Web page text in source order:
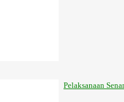
Pelaksanaan